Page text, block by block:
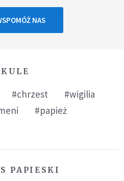
NAS
#chrzest
#wigilia
#papież
PAPIESKI